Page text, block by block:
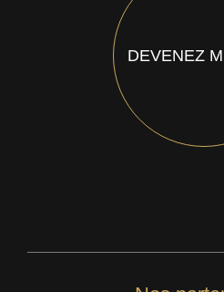
DEVENEZ